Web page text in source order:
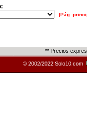
[Pág.
** Precios
© 2002/2022 Solo10.com